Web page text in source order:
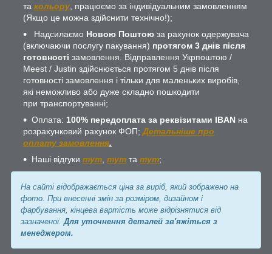
та кольору , працюємо за індивідуальним замовленням
(Якщо це можна здійснити технічно!);
Надсилаємо Новою Поштою за рахунок одержувача
(включаючи послугу пакування) протягом 3 днів після
готовності замовлення. Відправлення Укрпоштою /
Meest / Justin здійснюється протягом 5 днів після
готовності замовлення і тільки для маленьких виробів,
які неможливо або дуже складно пошкодити
при транспортуванні;
Оплата: 100% передоплата за реквізитами IBAN на
розрахунковий рахунок ФОП; Детальніше про
оплату замовлення.
Наші відгуки тут тут та тут;
На сайті відображається ціна за виріб, який зображено на
фото. При внесенні змін за розміром, дизайном і
фарбування, кінцева вартість може відрізнятися від
зазначеної. Для уточнення деталей зв'яжіться з
менеджером.